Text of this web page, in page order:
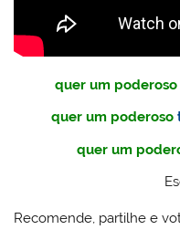
quer um poderoso
quer um poderoso
quer um
Recomende, partilhe e